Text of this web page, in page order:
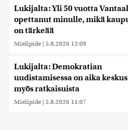
Lukijalta: Yli 50 vuotta
opettanut minulle, mikä
on tärkeää
Mielipide | 5.8.2026 12:09
Lukijalta: Demokratian
uudistamisessa on aika
myös ratkaisuista
Mielipide | 5.8.2026 11:07